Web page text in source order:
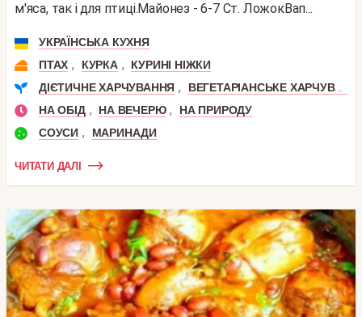
м'яса, так і для птиці.Майонез - 6-7 Ст. ЛожокВап...
УКРАЇНСЬКА КУХНЯ
ПТАХ , КУРКА ,
КУРИНІ НІЖКИ
ДІЄТИЧНЕ ХАРЧУВАННЯ ,
ВЕГЕТАРІАНСЬКЕ ХАРЧУВАННЯ
НА ОБІД , НА ВЕЧЕРЮ ,
НА ПРИРОДУ
СОУСИ , МАРИНАДИ
ЧИТАТИ ДАЛІ